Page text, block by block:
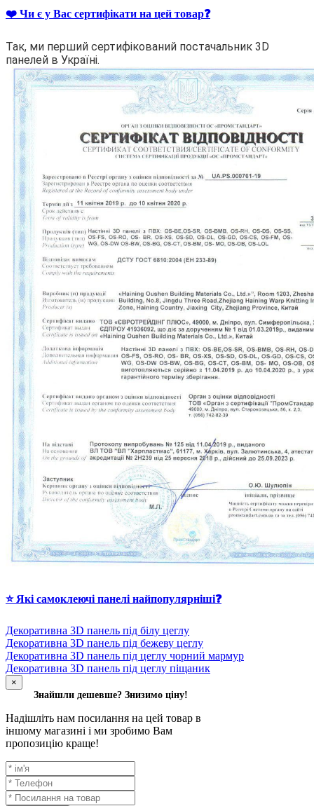
❤️ Чи є у Вас сертифікати на цей товар❓
Так, ми перший сертифікований постачальник 3D
панелей в Україні.
⭐ Які самоклеючі панелі найпопулярніші❓
Декоративна 3D панель під білу цеглу
Декоративна 3D панель під бежеву цеглу
Декоративна 3D панель під цеглу чорний мармур
Декоративна 3D панель під цеглу піщаник
×
Знайшли дешевше? Знизимо ціну!
Надішліть нам посилання на цей товар в
іншому магазині і ми зробимо Вам
пропозицію краще!